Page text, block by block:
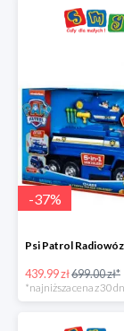
-37%
439.99 zł699.00 zł*